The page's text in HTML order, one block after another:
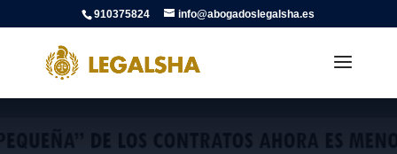
910375824 info@abogadoslegalsha.es